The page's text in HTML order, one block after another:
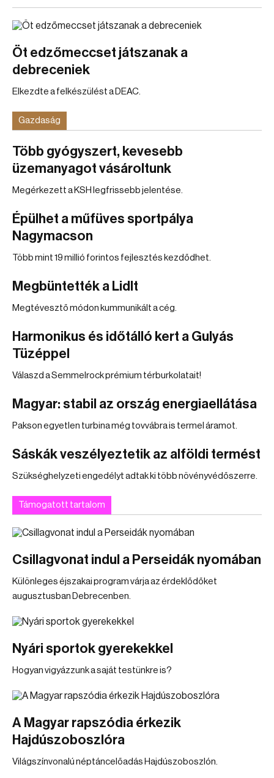
Öt edzőmeccset játszanak a
debreceniek
Elkezdte a felkészülést a DEAC.
Gazdaság
Több gyógyszert, kevesebb
üzemanyagot vásároltunk
Megérkezett a KSH legfrissebb jelentése.
Épülhet a műfüves sportpálya
Nagymacson
Több mint 19 millió forintos fejlesztés kezdődhet.
Megbüntették a Lidlt
Megtévesztő módon kummunikált a cég.
Harmonikus és időtálló kert a Gulyás
Tüzéppel
Válaszd a Semmelrock prémium térburkolatait!
Magyar: stabil az ország energiaellátása
Pakson egyetlen turbina még tovvábra is termel áramot.
Sáskák veszélyeztetik az alföldi termést
Szükséghelyzeti engedélyt adtak ki több növényvédőszerre.
Támogatott tartalom
Csillagvonat indul a Perseidák nyomában
Különleges éjszakai program várja az érdeklődőket
augusztusban Debrecenben.
Nyári sportok gyerekekkel
Hogyan vigyázzunk a saját testünkre is?
A Magyar rapszódia érkezik
Hajdúszoboszlóra
Világszínvonalú néptáncelőadás Hajdúszoboszlón.